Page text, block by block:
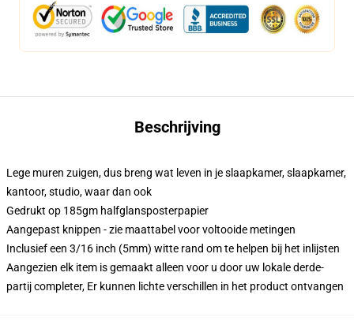
Beschrijving
Lege muren zuigen, dus breng wat leven in je slaapkamer, slaapkamer,
kantoor, studio, waar dan ook
Gedrukt op 185gm halfglansposterpapier
Aangepast knippen - zie maattabel voor voltooide metingen
Inclusief een 3/16 inch (5mm) witte rand om te helpen bij het inlijsten
Aangezien elk item is gemaakt alleen voor u door uw lokale derde-
partij completer, Er kunnen lichte verschillen in het product ontvangen